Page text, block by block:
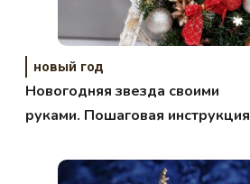
новый год
Новогодняя звезда своими
руками. Пошаговая инструкция